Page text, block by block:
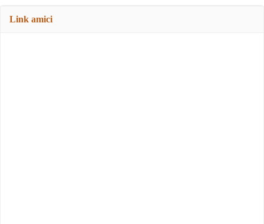
Link amici